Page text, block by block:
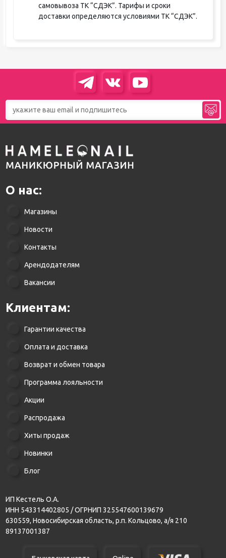
самовывоза ТК “СДЭК”. Тарифы и сроки
доставки определяются условиями ТК “СДЭК”.
О нас:
Магазины
Новости
Контакты
Арендодателям
Вакансии
Клиентам:
Гарантии качества
Оплата и доставка
Возврат и обмен товара
Программа лояльности
Акции
Распродажа
Хиты продаж
Новинки
Блог
ИП Кестель О.А.
ИНН 543314402805 / ОГРНИП 325547600139679
630559, Новосибирская область, р.п. Кольцово, а/я 210
89137001387